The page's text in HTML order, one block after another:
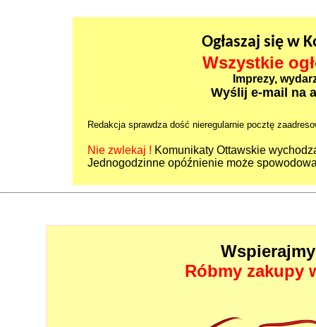
Ogłaszaj się w
Wszystkie
Imprezy,
Wyślij e-mail na
Redakcja sprawdza dość nieregularnie pocztę
Nie zwlekaj ! Komunikaty Ottawskie
Jednogodzinne opóźnienie może
Róbmy zakupy